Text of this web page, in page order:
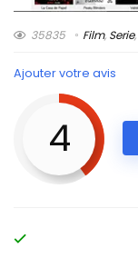
35835 Film, Serie,
Ajouter votre avis
4